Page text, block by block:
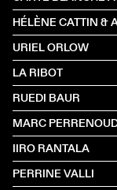
URIEL ORLOW
LA RIBOT
RUEDI BAUR
MARC
IIRO RANTALA
PERRINE VALLI